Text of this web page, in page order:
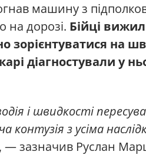
машину з
на дорозі. Бійці
зорієнтуватися на
діагностували у
і швидкості
контузія з усіма
— зазначив Руслан